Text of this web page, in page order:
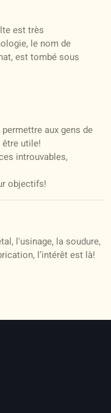
est très
le nom de
est tombé sous
aux gens de
utile!
introuvables,
objectifs!
l'usinage, la soudure,
l’intérêt est là!